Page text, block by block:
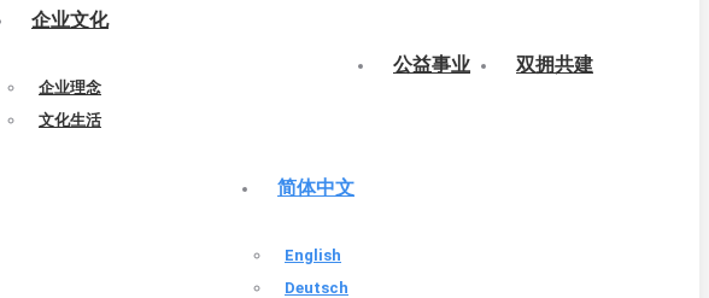
企业文化
企业理念
文化生活
公益事业 双拥共建
简体中文
English
Deutsch